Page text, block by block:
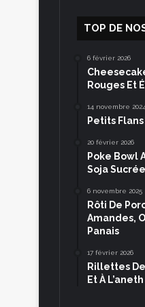
TOP DE
6 février 2026
Rouges Et
14 novembre 2024
Petits
20 février 2026
Poke Bowl
Soja Sucrée
6 novembre 2025
Rôti De
Amandes,
Panais
17 février 2026
Rillettes
Et À L’aneth